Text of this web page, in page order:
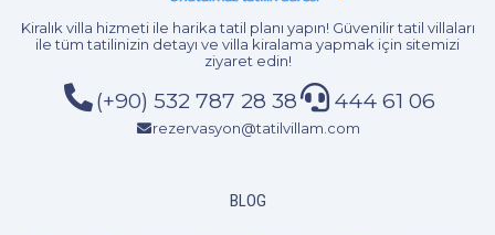
Kiralık villa hizmetiile harika tatil planı yapın! Güvenilir tatil villaları
ile tüm tatilinizin detayı ve villa kiralama yapmak için sitemizi
ziyaret edin!
(+90) 532 787 28 38 444 61 06
rezervasyon@tatilvillam.com
BLOG